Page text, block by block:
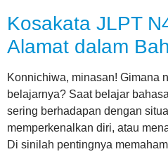
Kosakata JLPT
Alamat dalam
Konnichiwa, minasan! Gimana
belajarnya? Saat belajar
sering berhadapan dengan
memperkenalkan diri, atau
Di sinilah pentingnya